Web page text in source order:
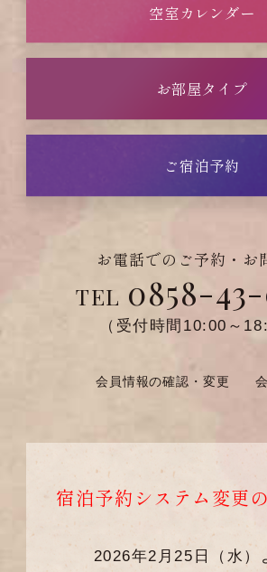
空室カレンダー
お部屋タイプ
ご宿泊予約
お電話でのご予約・お
TEL 0858-43-
（受付時間10:00～
会員情報の確認・変更
宿泊予約システム変更
2026年2月25日（水）